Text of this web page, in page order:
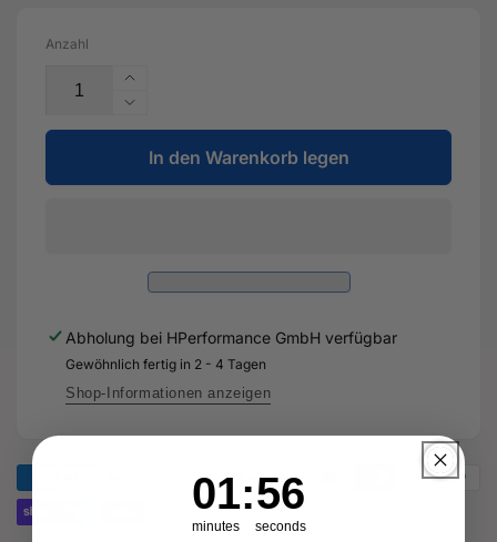
Anzahl
Erhöhe
die
Menge
für
Abschlussblech
5Q0
473
A
-
Ersatzteil
Sportback
Verringere
die
Menge
für
träger
804
473
A
Original
In den Warenkorb legen
Abholung bei HPerformance GmbH verfügbar
Gewöhnlich fertig in 2 - 4 Tagen
Shop-Informationen anzeigen
Countdown ends in:
1
01
minutes
: 56
56
seconds